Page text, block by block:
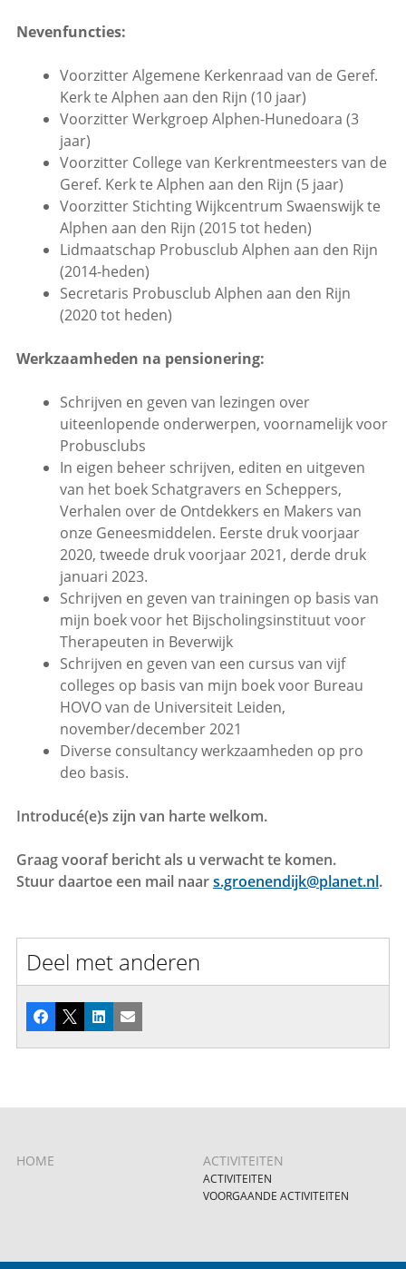
Nevenfuncties:
Voorzitter Algemene Kerkenraad van de Geref.
Kerk te Alphen aan den Rijn (10 jaar)
Voorzitter Werkgroep Alphen-Hunedoara (3
jaar)
Voorzitter College van Kerkrentmeesters van de
Geref. Kerk te Alphen aan den Rijn (5 jaar)
Voorzitter Stichting Wijkcentrum Swaenswijk te
Alphen aan den Rijn (2015 tot heden)
Lidmaatschap Probusclub Alphen aan den Rijn
(2014-heden)
Secretaris Probusclub Alphen aan den Rijn
(2020 tot heden)
Werkzaamheden na pensionering:
Schrijven en geven van lezingen over
uiteenlopende onderwerpen, voornamelijk voor
Probusclubs
In eigen beheer schrijven, editen en uitgeven
van het boek Schatgravers en Scheppers,
Verhalen over de Ontdekkers en Makers van
onze Geneesmiddelen. Eerste druk voorjaar
2020, tweede druk voorjaar 2021, derde druk
januari 2023.
Schrijven en geven van trainingen op basis van
mijn boek voor het Bijscholingsinstituut voor
Therapeuten in Beverwijk
Schrijven en geven van een cursus van vijf
colleges op basis van mijn boek voor Bureau
HOVO van de Universiteit Leiden,
november/december 2021
Diverse consultancy werkzaamheden op pro
deo basis.
Introducé(e)s zijn van harte welkom.
Graag vooraf bericht als u verwacht te komen.
Stuur daartoe een mail naars.groenendijk@planet.nl.
Deel met anderen
Facebook
X LinkedInE-mail
HOME ACTIVITEITEN
ACTIVITEITEN
VOORGAANDE ACTIVITEITEN